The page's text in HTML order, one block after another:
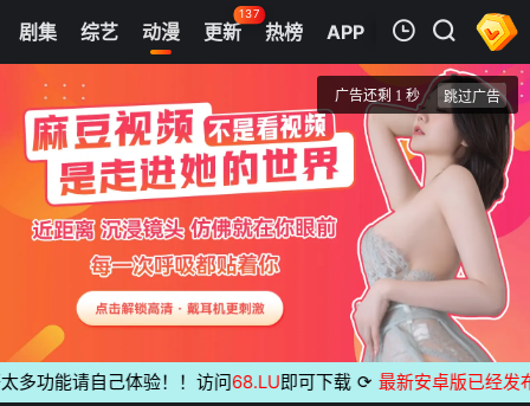
剧集 综艺 动漫 更新
137
热榜 APP
正片
绝代双骄之天外有天
清空
能请自己体验！！访问 68.LU即可下载 ⟳ 最新安卓版已经发布无